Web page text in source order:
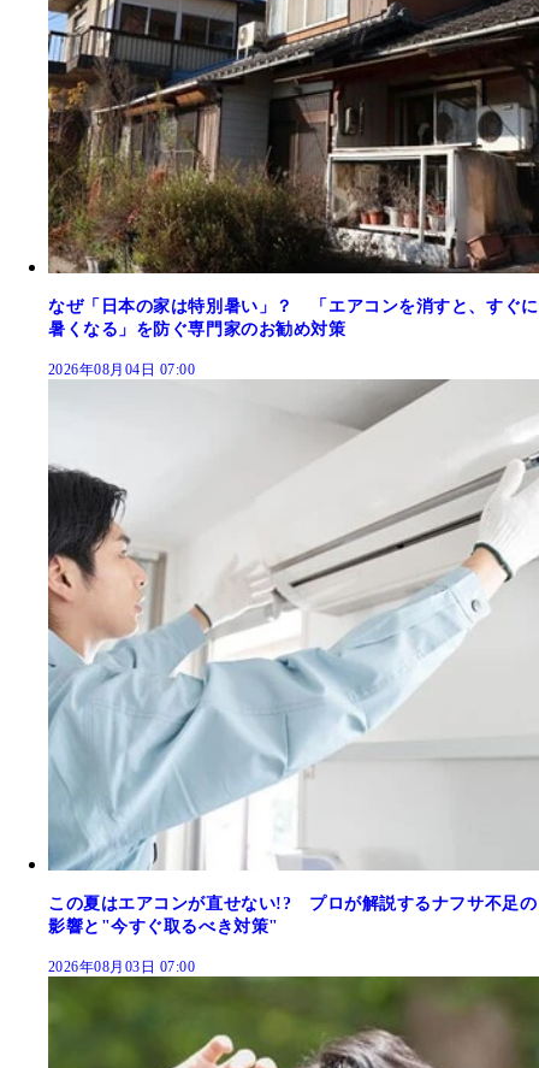
なぜ「日本の家は特別暑い」？ 「エアコンを消すと、すぐに
暑くなる」を防ぐ専門家のお勧め対策
2026年08月04日 07:00
この夏はエアコンが直せない!? プロが解説するナフサ不足の
影響と"今すぐ取るべき対策"
2026年08月03日 07:00